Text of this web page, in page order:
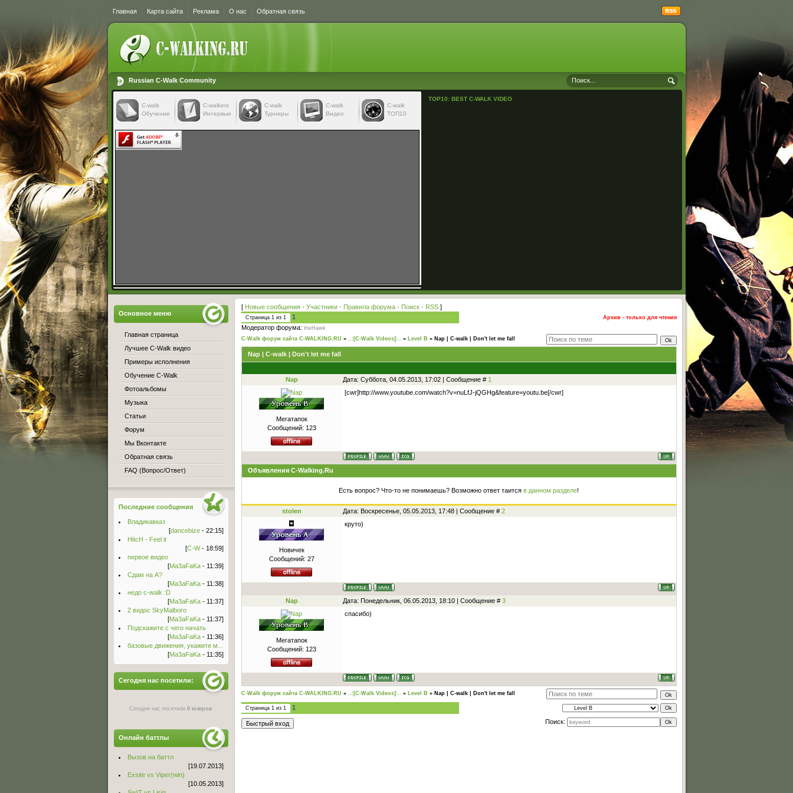
Главная Карта сайта Реклама О нас Обратная связь
Russian C-Walk Community
C-walk
Обучение
C-walkers
Интервью
С-walk
Турниры
С-walk
Видео
C-walk
ТОП10
TOP10: BEST C-WALK VIDEO
[ Новые сообщения· Участники· Правила форума· Поиск· RSS]
Страница 1из 1 1 Архив - только для чтения
Модератор форума: theHawk
C-Walk форум сайта C-WALKING.RU » ..:[C-Walk Videos]:.. » Level B » Nap | C-walk | Don't let me fall
Nap | C-walk | Don't let me fall
Nap Дата: Суббота, 04.05.2013, 17:02 | Сообщение # 1
Мегатапок
Сообщений: 123
[cwr]http://www.youtube.com/watch?v=nuLfJ-jQGHg&feature=youtu.be[/cwr]
Объявления C-Walking.Ru
Есть вопрос? Что-то не понимаешь? Возможно ответ таится в данном разделе!
stolen Дата: Воскресенье, 05.05.2013, 17:48 | Сообщение # 2
Новичек
Сообщений: 27
круто)
Nap Дата: Понедельник, 06.05.2013, 18:10 | Сообщение # 3
Мегатапок
Сообщений: 123
спасибо)
C-Walk форум сайта C-WALKING.RU » ..:[C-Walk Videos]:.. » Level B » Nap | C-walk | Don't let me fall
Страница 1из 1
1
Поиск:
Основное меню
Главная страница
Лучшее C-Walk видео
Примеры исполнения
Обучение C-Walk
Фотоальбомы
Музыка
Статьи
Форум
Мы Вконтакте
Обратная связь
FAQ (Вопрос/Ответ)
Последние сообщения
Владикавказ
[dancebize- 22:15]
HitcH - Feel it
[C-W- 18:59]
первое видео
[Ma3aFaKa- 11:39]
Сдам на А?
[Ma3aFaKa- 11:38]
недо c-walk :D
[Ma3aFaKa- 11:37]
2 видос SkyMalboro
[Ma3aFaKa- 11:37]
Подскажите с чего начать
[Ma3aFaKa- 11:36]
базовые движения, укажите м...
[Ma3aFaKa- 11:35]
Сегодня нас посетили:
Сегодня нас посетили 0 юзеров
Онлайн баттлы
Вызов на баттл
[19.07.2013]
Exsite vs Viper(win)
[10.05.2013]